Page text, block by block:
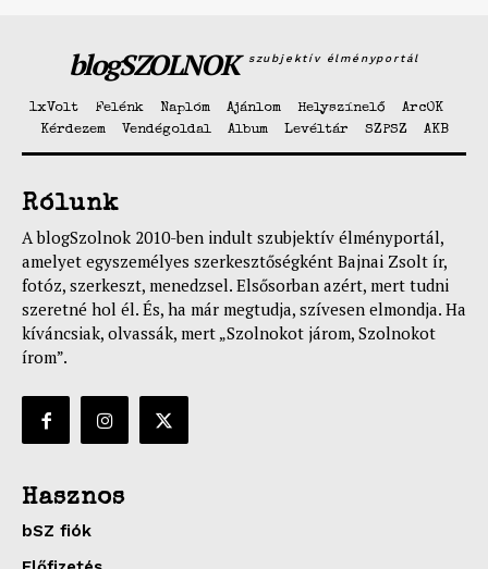
blogSZOLNOK szubjektív élményportál
1xVolt Felénk Naplóm Ajánlom Helyszínelő
ArcOK
Kérdezem
Vendégoldal Album Levéltár SZPSZ AKB
Rólunk
A blogSzolnok 2010-ben indult szubjektív élményportál,
amelyet egyszemélyes szerkesztőségként Bajnai Zsolt ír,
fotóz, szerkeszt, menedzsel. Elsősorban azért, mert tudni
szeretné hol él. És, ha már megtudja, szívesen elmondja. Ha
kíváncsiak, olvassák, mert „Szolnokot járom, Szolnokot
írom”.
Hasznos
bSZ fiók